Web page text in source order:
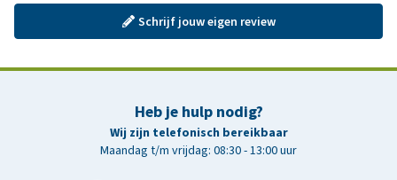
Schrijf jouw eigen review
Heb je hulp nodig?
Wij zijn telefonisch bereikbaar
Maandag t/m vrijdag: 08:30 - 13:00 uur